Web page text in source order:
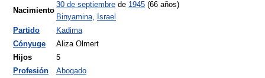
Nacimiento
30 de septiembre de 1945 (66 años)
Binyamina,
Israel
Partido
Kadima
Cónyuge
Aliza Olmert
Hijos
5
Profesión
Abogado